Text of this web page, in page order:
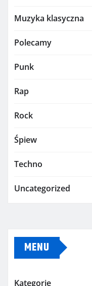
Muzyka klasyczna
Polecamy
Punk
Rap
Rock
Śpiew
Techno
Uncategorized
MENU
Kategorie